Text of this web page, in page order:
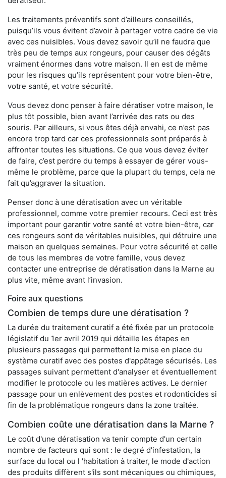
Les traitements préventifs sont d’ailleurs conseillés,
puisqu’ils vous évitent d’avoir à partager votre cadre de vie
avec ces nuisibles. Vous devez savoir qu’il ne faudra que
très peu de temps aux rongeurs, pour causer des dégâts
vraiment énormes dans votre maison. Il en est de même
pour les risques qu’ils représentent pour votre bien-être,
votre santé, et votre sécurité.
Vous devez donc penser à faire dératiser votre maison, le
plus tôt possible, bien avant l’arrivée des rats ou des
souris. Par ailleurs, si vous êtes déjà envahi, ce n’est pas
encore trop tard car ces professionnels sont préparés à
affronter toutes les situations. Ce que vous devez éviter
de faire, c’est perdre du temps à essayer de gérer vous-
même le problème, parce que la plupart du temps, cela ne
fait qu’aggraver la situation.
Penser donc à une dératisation avec un véritable
professionnel, comme votre premier recours. Ceci est très
important pour garantir votre santé et votre bien-être, car
ces rongeurs sont de véritables nuisibles, qui détruire une
maison en quelques semaines. Pour votre sécurité et celle
de tous les membres de votre famille, vous devez
contacter une entreprise de dératisation dans la Marne au
plus vite, même avant l’invasion.
Foire aux questions
Combien de temps dure une dératisation ?
La durée du traitement curatif a été fixée par un protocole
législatif du 1er avril 2019 qui détaille les étapes en
plusieurs passages qui permettent la mise en place du
système curatif avec des postes d'appâtage sécurisés. Les
passages suivant permettent d'analyser et éventuellement
modifier le protocole ou les matières actives. Le dernier
passage pour un enlèvement des postes et rodonticides si
fin de la problématique rongeurs dans la zone traitée.
Combien coûte une dératisation dans la Marne ?
Le coût d'une dératisation va tenir compte d'un certain
nombre de facteurs qui sont : le degré d'infestation, la
surface du local ou l 'habitation à traiter, le mode d'action
des produits diffèrent s'ils sont mécaniques ou chimiques,